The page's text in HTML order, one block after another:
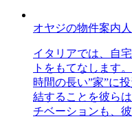
オヤジの物件案内
イタリアでは、自
トをもてなします
時間の長い”家”に
結することを彼ら
チベーションも、